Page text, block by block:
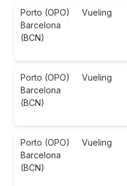
Porto (OPO)
Barcelona
(BCN)
Vueling
Porto (OPO)
Barcelona
(BCN)
Vueling
Porto (OPO)
Barcelona
(BCN)
Vueling